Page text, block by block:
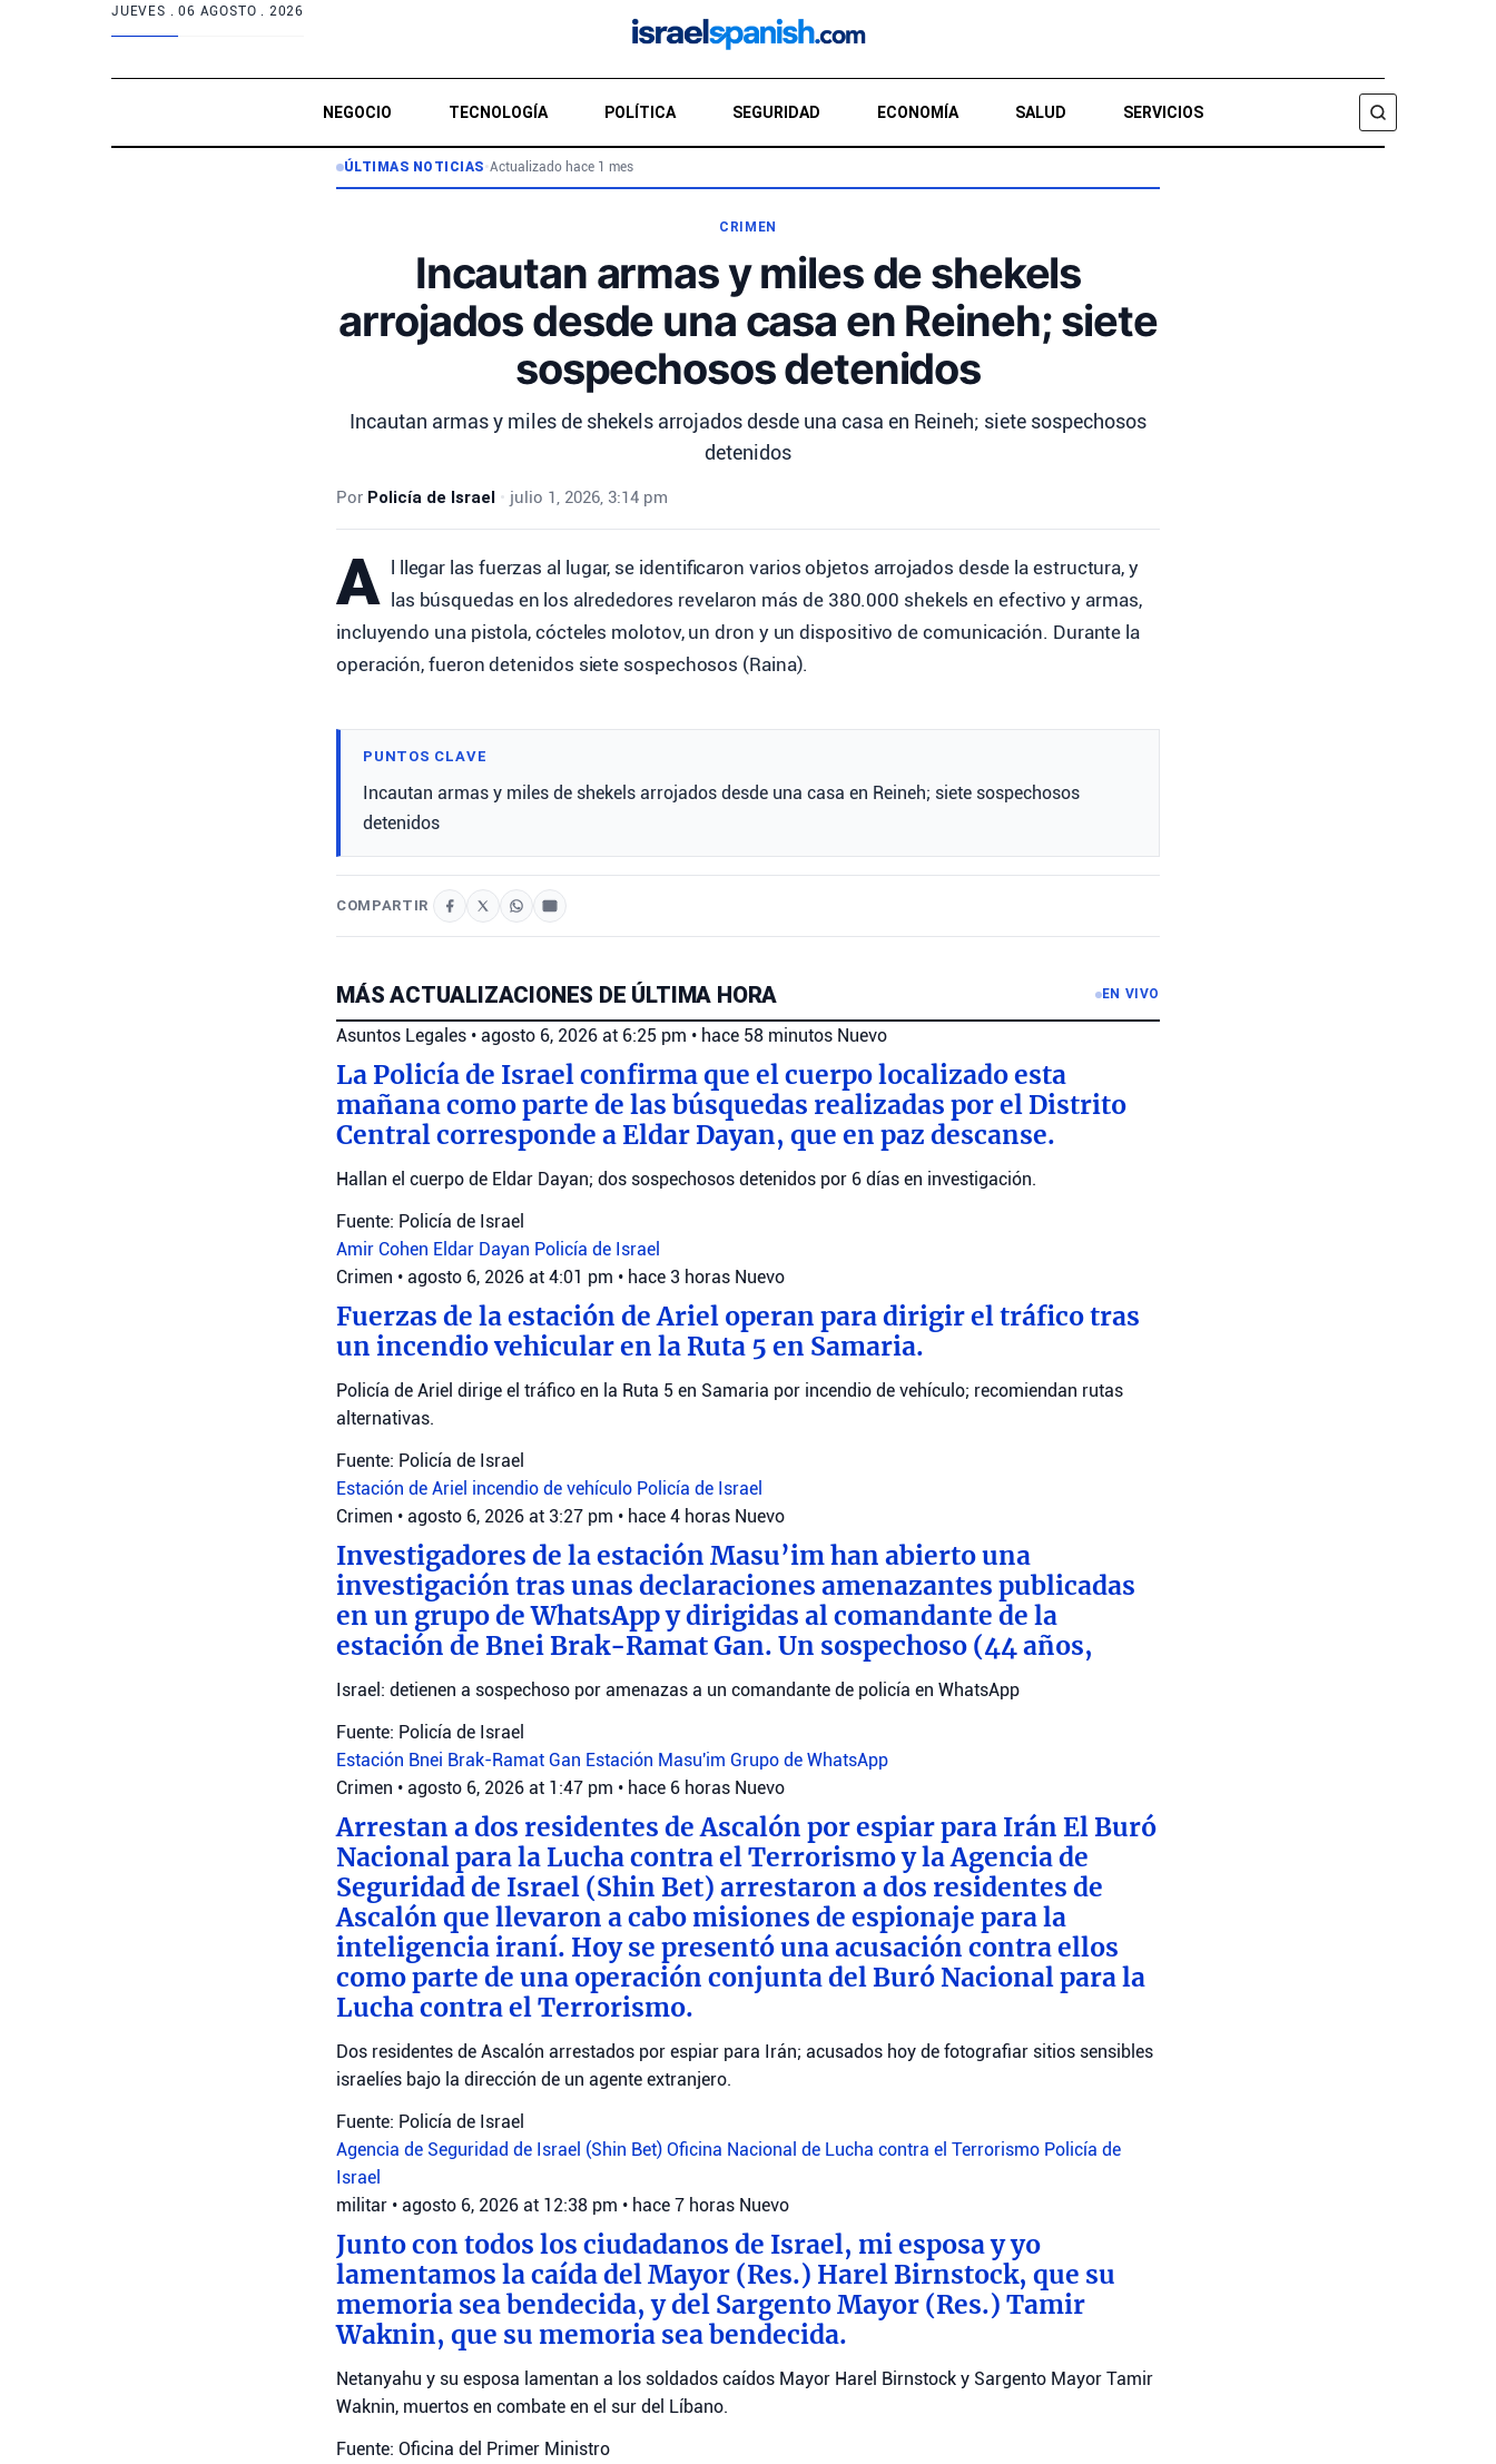
JUEVES .06 AGOSTO . 2026
NEGOCIO TECNOLOGÍA POLÍTICA SEGURIDAD ECONOMÍA SALUD SERVICIOS
BUSCAR
ÚLTIMAS NOTICIAS•Actualizado hace 1 mes
CRIMEN
Incautan armas y miles de shekels
arrojados desde una casa en Reineh; siete
sospechosos detenidos
Incautan armas y miles de shekels arrojados desde una casa en Reineh; siete sospechosos
detenidos
Por Policía de Israel • julio 1, 2026, 3:14 pm
A
l llegar las fuerzas al lugar, se identificaron varios objetos arrojados desde la estructura, y
las búsquedas en los alrededores revelaron más de 380.000 shekels en efectivo y armas,
incluyendo una pistola, cócteles molotov, un dron y un dispositivo de comunicación. Durante la
operación, fueron detenidos siete sospechosos (Raina).
PUNTOS CLAVE
Incautan armas y miles de shekels arrojados desde una casa en Reineh; siete sospechosos
detenidos
COMPARTIR
MÁS ACTUALIZACIONES DE ÚLTIMA HORA EN VIVO
Asuntos Legales • agosto 6, 2026 at 6:25 pm • hace 58 minutos Nuevo
La Policía de Israel confirma que el cuerpo localizado esta
mañana como parte de las búsquedas realizadas por el Distrito
Central corresponde a Eldar Dayan, que en paz descanse.
Hallan el cuerpo de Eldar Dayan; dos sospechosos detenidos por 6 días en investigación.
Fuente: Policía de Israel
Amir Cohen Eldar Dayan Policía de Israel
Crimen • agosto 6, 2026 at 4:01 pm • hace 3 horas Nuevo
Fuerzas de la estación de Ariel operan para dirigir el tráfico tras
un incendio vehicular en la Ruta 5 en Samaria.
Policía de Ariel dirige el tráfico en la Ruta 5 en Samaria por incendio de vehículo; recomiendan rutas
alternativas.
Fuente: Policía de Israel
Estación de Ariel incendio de vehículo Policía de Israel
Crimen • agosto 6, 2026 at 3:27 pm • hace 4 horas Nuevo
Investigadores de la estación Masu’im han abierto una
investigación tras unas declaraciones amenazantes publicadas
en un grupo de WhatsApp y dirigidas al comandante de la
estación de Bnei Brak-Ramat Gan. Un sospechoso (44 años,
Israel: detienen a sospechoso por amenazas a un comandante de policía en WhatsApp
Fuente: Policía de Israel
Estación Bnei Brak-Ramat Gan Estación Masu'im Grupo de WhatsApp
Crimen • agosto 6, 2026 at 1:47 pm • hace 6 horas Nuevo
Arrestan a dos residentes de Ascalón por espiar para Irán El Buró
Nacional para la Lucha contra el Terrorismo y la Agencia de
Seguridad de Israel (Shin Bet) arrestaron a dos residentes de
Ascalón que llevaron a cabo misiones de espionaje para la
inteligencia iraní. Hoy se presentó una acusación contra ellos
como parte de una operación conjunta del Buró Nacional para la
Lucha contra el Terrorismo.
Dos residentes de Ascalón arrestados por espiar para Irán; acusados hoy de fotografiar sitios sensibles
israelíes bajo la dirección de un agente extranjero.
Fuente: Policía de Israel
Agencia de Seguridad de Israel (Shin Bet) Oficina Nacional de Lucha contra el Terrorismo Policía de
Israel
militar • agosto 6, 2026 at 12:38 pm • hace 7 horas Nuevo
Junto con todos los ciudadanos de Israel, mi esposa y yo
lamentamos la caída del Mayor (Res.) Harel Birnstock, que su
memoria sea bendecida, y del Sargento Mayor (Res.) Tamir
Waknin, que su memoria sea bendecida.
Netanyahu y su esposa lamentan a los soldados caídos Mayor Harel Birnstock y Sargento Mayor Tamir
Waknin, muertos en combate en el sur del Líbano.
Fuente: Oficina del Primer Ministro